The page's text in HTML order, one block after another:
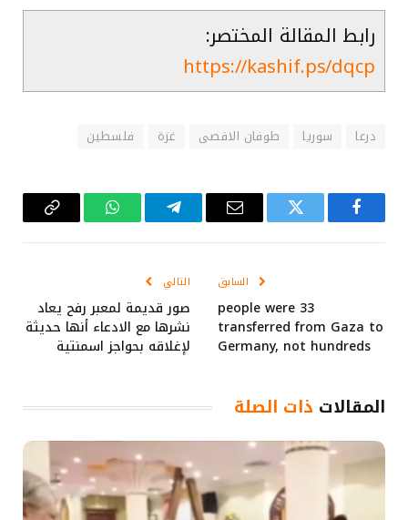
رابط المقالة المختصر:
https://kashif.ps/dqcp
درعا سوريا طوفان الاقصى غزة فلسطين
فيسبوك تويتر
البريد
تيلقرام واتساب Copy
السابق
33 people were
transferred from Gaza to
Germany, not hundreds
التالي
صور قديمة لمعبر رفح يعاد
نشرها مع الادعاء أنها حديثة
لإغلاقه بحواجز اسمنتية
المقالات ذات الصلة